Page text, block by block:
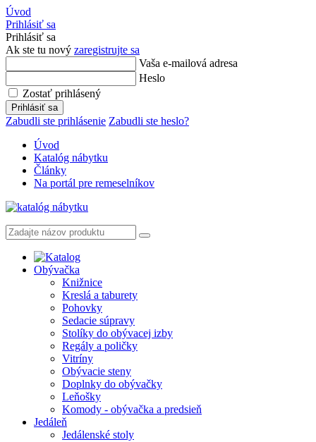
Úvod
Prihlásiť sa
Prihlásiť sa
Ak ste tu nový zaregistrujte sa
Vaša e-mailová adresa
Heslo
Zostať prihlásený
Prihlásiť sa
Zabudli ste prihlásenie Zabudli ste heslo?
Úvod
Katalóg nábytku
Články
Na portál pre remeselníkov
Obývačka
Knižnice
Kreslá a taburety
Pohovky
Sedacie súpravy
Stolíky do obývacej izby
Regály a poličky
Vitríny
Obývacie steny
Doplnky do obývačky
Leňošky
Komody - obývačka a predsieň
Jedáleň
Jedálenské stoly